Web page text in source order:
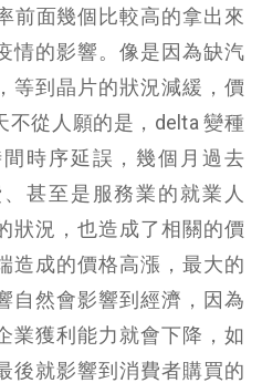
前面幾個比較高的拿出來
情的影響。像是因為缺汽
等到晶片的狀況減緩，價
不從人願的是，delta 變種
時序延誤，幾個月過去
甚至是服務業的就業人
狀況，也造成了相關的價
造成的價格高漲，最大的
自然會影響到經濟，因為
業獲利能力就會下降，如
後就影響到消費者購買的